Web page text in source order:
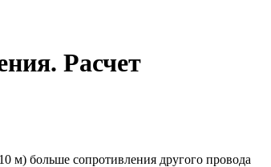
Расчет
м) больше сопротивления другого провода